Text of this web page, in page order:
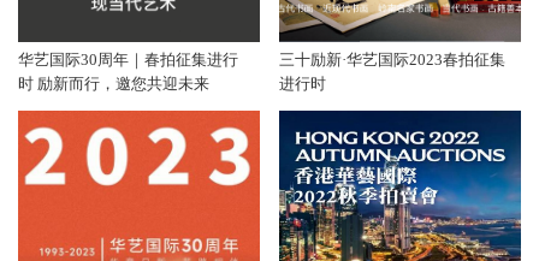
华艺国际30周年｜春拍征集进行
时 励新而行，邀您共迎未来
三十励新·华艺国际2023春拍征集
进行时